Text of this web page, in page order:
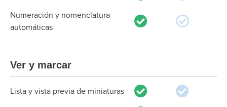
Numeración y nomenclatura
automáticas
Ver y marcar
Lista y vista previa de miniaturas